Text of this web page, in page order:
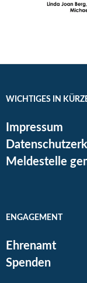
WICHTIGES IN
Impressum
Meldestelle
ENGAGEMENT
Ehrenamt
Spenden